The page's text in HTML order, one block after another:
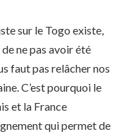
sur le Togo existe,
ne pas avoir été
faut pas relâcher nos
C’est pourquoi le
et la France
qui permet de